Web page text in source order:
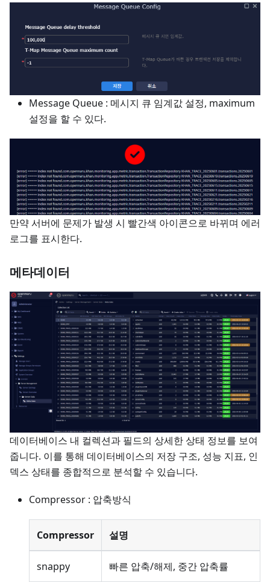
Message Queue : 메시지 큐 임계값 설정, maximum
설정을 할 수 있다.
만약 서버에 문제가 발생 시 빨간색 아이콘으로 바뀌며 에러
로그를 표시한다.
메타데이터
데이터베이스 내 컬렉션과 필드의 상세한 상태 정보를 보여
줍니다. 이를 통해 데이터베이스의 저장 구조, 성능 지표, 인
덱스 상태를 종합적으로 분석할 수 있습니다.
Compressor : 압축방식
Compressor 설명
snappy 빠른 압축/해제, 중간 압축률